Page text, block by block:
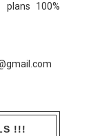
plans 100%
!!!